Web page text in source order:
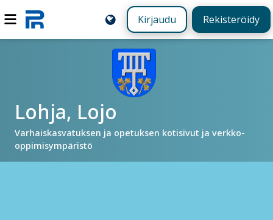
Kirjaudu Rekisteröidy
Lohja, Lojo
Varhaiskasvatuksen ja opetuksen kotisivut ja verkko-
oppimisympäristö